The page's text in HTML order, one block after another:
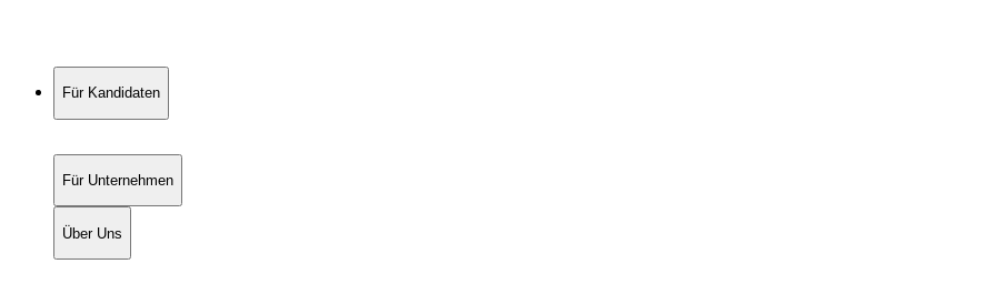
Für Kandidaten
Für Unternehmen
Über Uns